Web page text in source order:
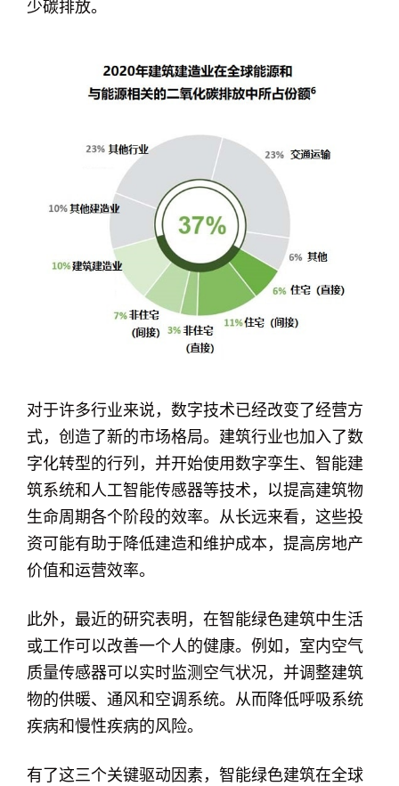
少碳排放。
对于许多行业来说，数字技术已经改变了经营方
式，创造了新的市场格局。建筑行业也加入了数
字化转型的行列，并开始使用数字孪生、智能建
筑系统和人工智能传感器等技术，以提高建筑物
生命周期各个阶段的效率。从长远来看，这些投
资可能有助于降低建造和维护成本，提高房地产
价值和运营效率。
此外，最近的研究表明，在智能绿色建筑中生活
或工作可以改善一个人的健康。例如，室内空气
质量传感器可以实时监测空气状况，并调整建筑
物的供暖、通风和空调系统。从而降低呼吸系统
疾病和慢性疾病的风险。
有了这三个关键驱动因素，智能绿色建筑在全球